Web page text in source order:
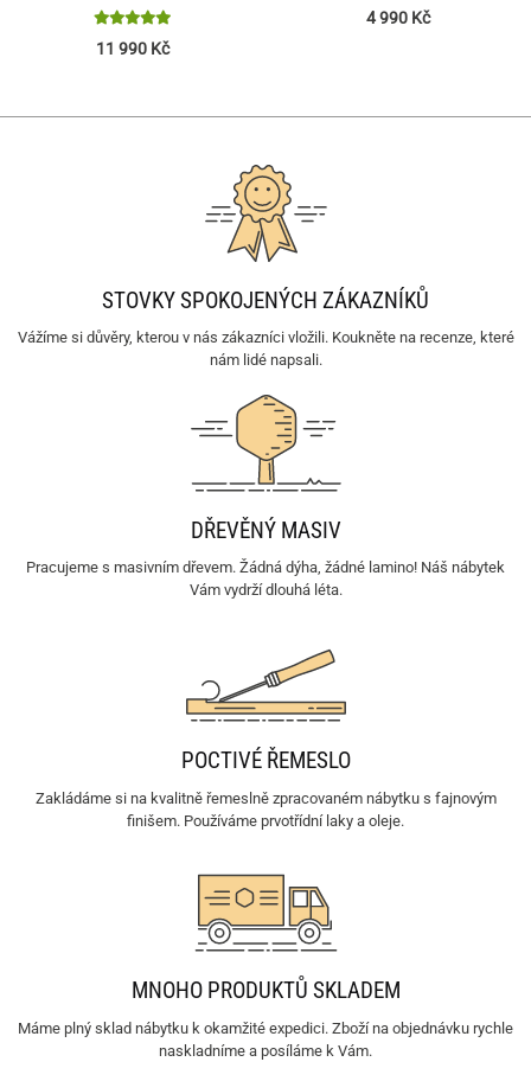
Hodnocení
11 990 Kč
4 990 Kč
STOVKY SPOKOJENÝCH ZÁKAZNÍKŮ
Vážíme si důvěry, kterou v nás zákazníci vložili. Koukněte na recenze, které
nám lidé napsali.
DŘEVĚNÝ MASIV
Pracujeme s masivním dřevem. Žádná dýha, žádné lamino! Náš nábytek
Vám vydrží dlouhá léta.
POCTIVÉ ŘEMESLO
Zakládáme si na kvalitně řemeslně zpracovaném nábytku s fajnovým
finišem. Používáme prvotřídní laky a oleje.
MNOHO PRODUKTŮ SKLADEM
Máme plný sklad nábytku k okamžité expedici. Zboží na objednávku rychle
naskladníme a posíláme k Vám.